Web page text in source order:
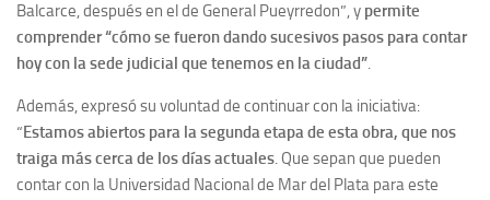
Balcarce, después en el de General Pueyrredon”, y permite
comprender “cómo se fueron dando sucesivos pasos para contar
hoy con la sede judicial que tenemos en la ciudad”.
Además, expresó su voluntad de continuar con la iniciativa:
“ Estamos abiertos para la segunda etapa de esta obra, que nos
traiga más cerca de los días actuales. Que sepan que pueden
contar con la Universidad Nacional de Mar del Plata para este